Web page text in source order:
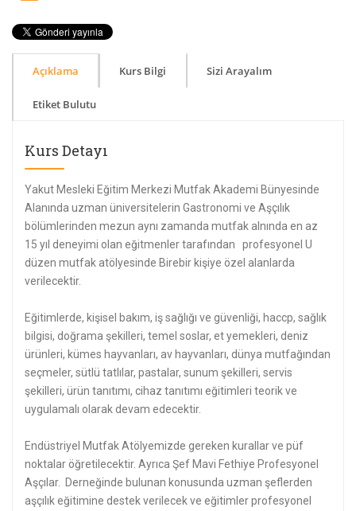
Açıklama Kurs Bilgi Sizi Arayalım
Etiket Bulutu
Kurs Detayı
Yakut Mesleki Eğitim Merkezi Mutfak Akademi Bünyesinde
Alanında uzman üniversitelerin Gastronomi ve Aşçılık
bölümlerinden mezun aynı zamanda mutfak alnında en az
15 yıl deneyimi olan eğitmenler tarafından profesyonel U
düzen mutfak atölyesinde Birebir kişiye özel alanlarda
verilecektir.
Eğitimlerde, kişisel bakım, iş sağlığı ve güvenliği, haccp, sağlık
bilgisi, doğrama şekilleri, temel soslar, et yemekleri, deniz
ürünleri, kümes hayvanları, av hayvanları, dünya mutfağından
seçmeler, sütlü tatlılar, pastalar, sunum şekilleri, servis
şekilleri, ürün tanıtımı, cihaz tanıtımı eğitimleri teorik ve
uygulamalı olarak devam edecektir.
Endüstriyel Mutfak Atölyemizde gereken kurallar ve püf
noktalar öğretilecektir. Ayrıca Şef Mavi Fethiye Profesyonel
Aşçılar. Derneğinde bulunan konusunda uzman şeflerden
aşçılık eğitimine destek verilecek ve eğitimler profesyonel